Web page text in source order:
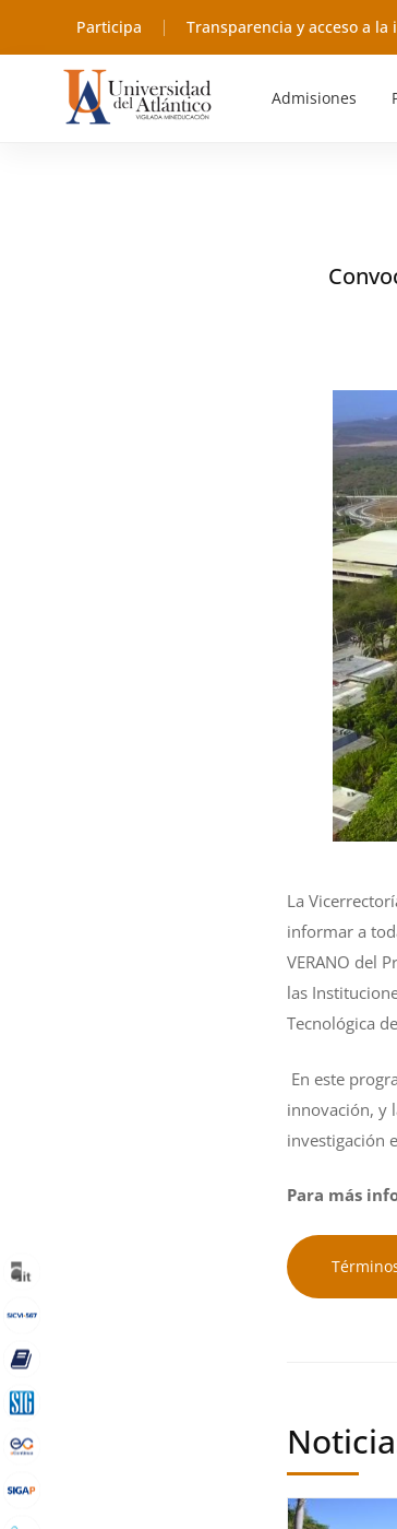
Participa Transparencia y acceso a
Admisiones
La
informar a
VERANO del
las
Tecnológica
En este
innovación, y
investigación
Para más